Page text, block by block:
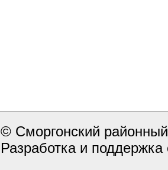
© Сморгонский
Разработка и поддержка